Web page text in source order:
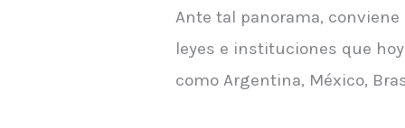
Ante tal panorama,
leyes e instituciones que
como Argentina, México,